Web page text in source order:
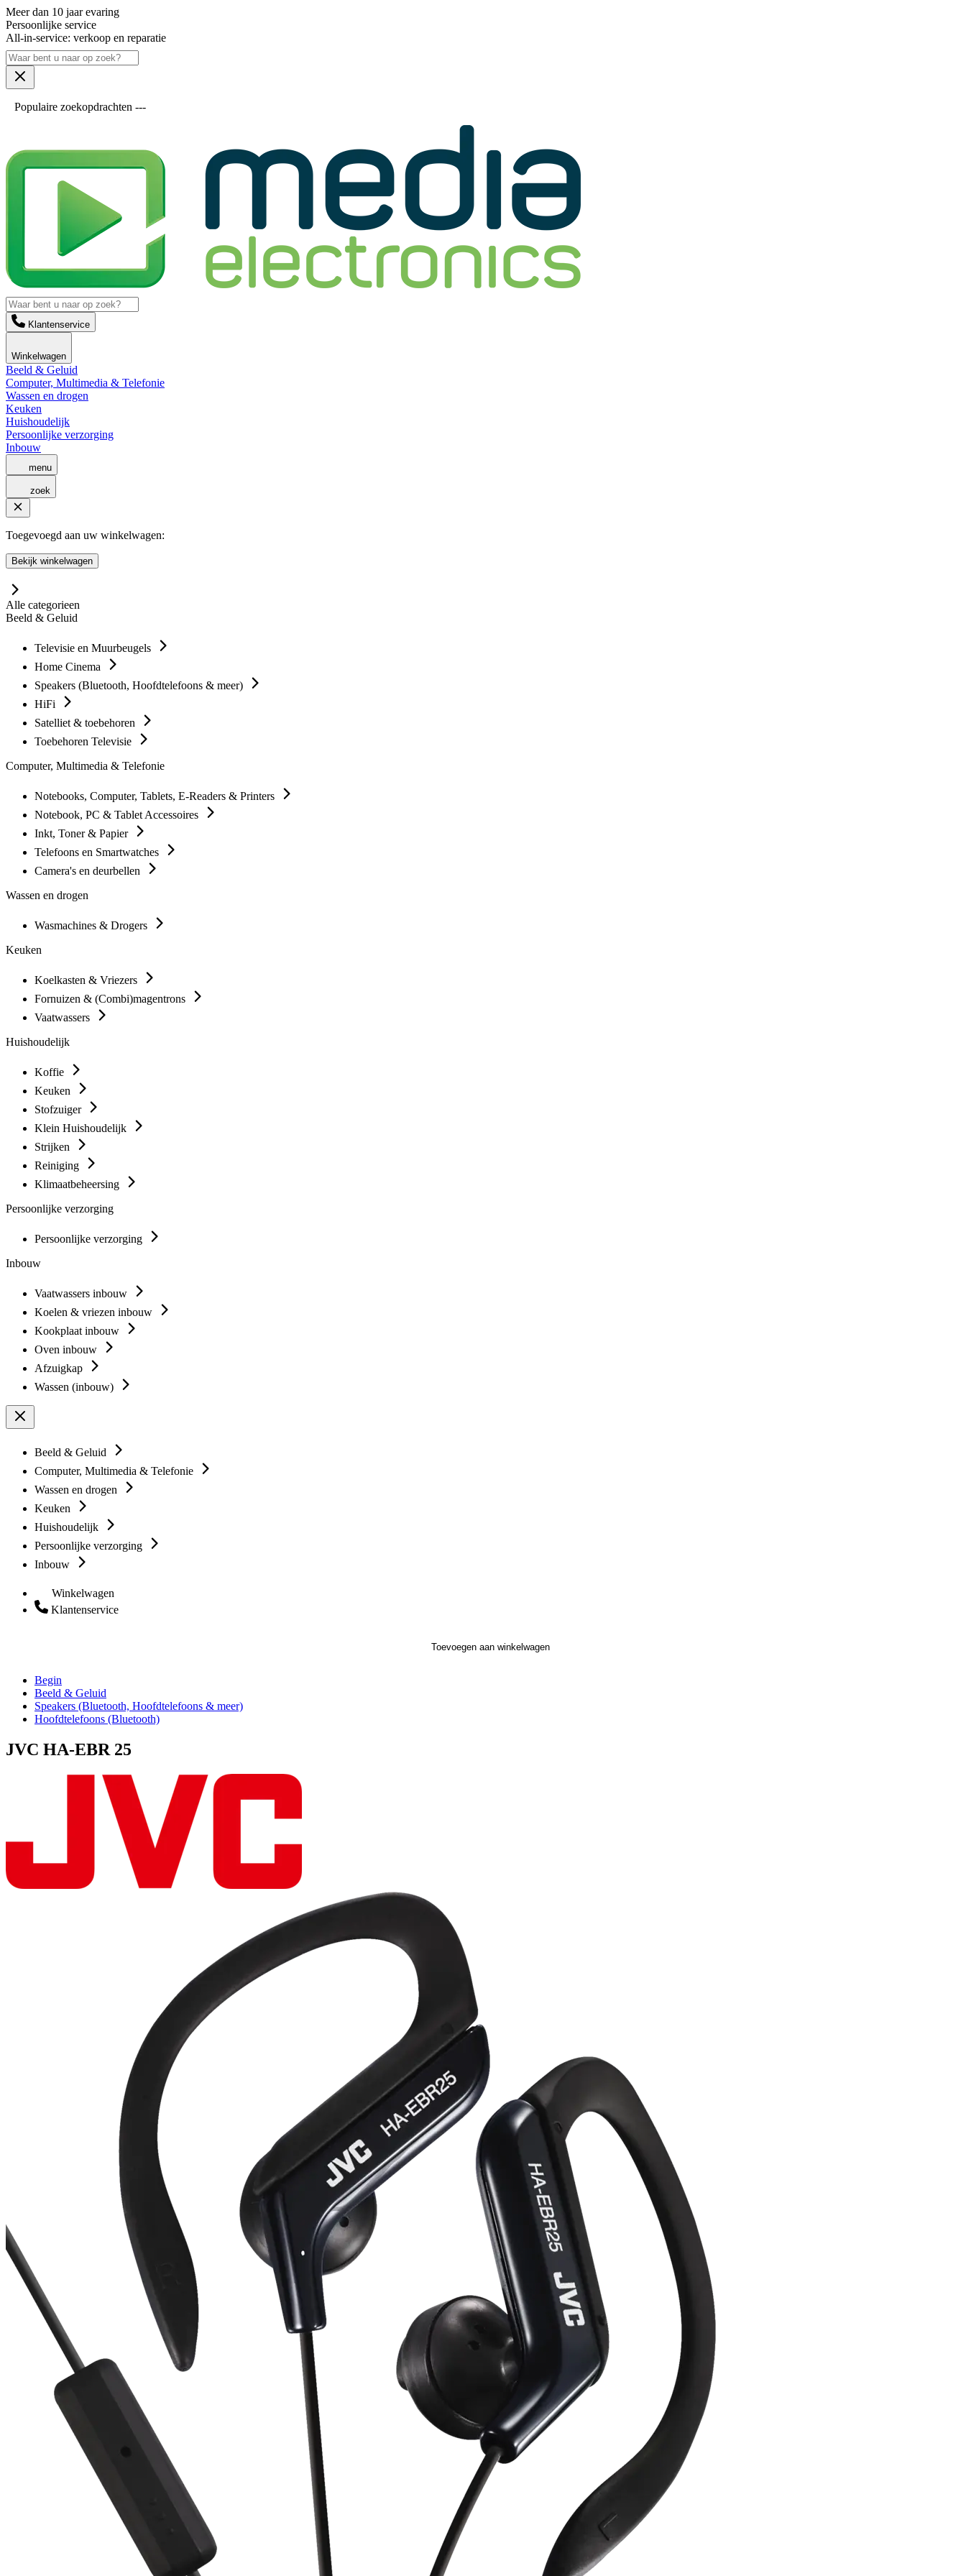
Meer dan 10 jaar evaring
Persoonlijke service
All-in-service: verkoop en reparatie
Populaire zoekopdrachten ---
Klantenservice
Winkelwagen
Beeld & Geluid
Computer, Multimedia & Telefonie
Wassen en drogen
Keuken
Huishoudelijk
Persoonlijke verzorging
Inbouw
menu
zoek
Toegevoegd aan uw winkelwagen:
Bekijk winkelwagen
Alle categorieen
Beeld & Geluid
Televisie en Muurbeugels
Home Cinema
Speakers (Bluetooth, Hoofdtelefoons & meer)
HiFi
Satelliet & toebehoren
Toebehoren Televisie
Computer, Multimedia & Telefonie
Notebooks, Computer, Tablets, E-Readers & Printers
Notebook, PC & Tablet Accessoires
Inkt, Toner & Papier
Telefoons en Smartwatches
Camera's en deurbellen
Wassen en drogen
Wasmachines & Drogers
Keuken
Koelkasten & Vriezers
Fornuizen & (Combi)magentrons
Vaatwassers
Huishoudelijk
Koffie
Keuken
Stofzuiger
Klein Huishoudelijk
Strijken
Reiniging
Klimaatbeheersing
Persoonlijke verzorging
Persoonlijke verzorging
Inbouw
Vaatwassers inbouw
Koelen & vriezen inbouw
Kookplaat inbouw
Oven inbouw
Afzuigkap
Wassen (inbouw)
Beeld & Geluid
Computer, Multimedia & Telefonie
Wassen en drogen
Keuken
Huishoudelijk
Persoonlijke verzorging
Inbouw
Winkelwagen
Klantenservice
Toevoegen aan winkelwagen
Begin
Beeld & Geluid
Speakers (Bluetooth, Hoofdtelefoons & meer)
Hoofdtelefoons (Bluetooth)
JVC HA-EBR 25